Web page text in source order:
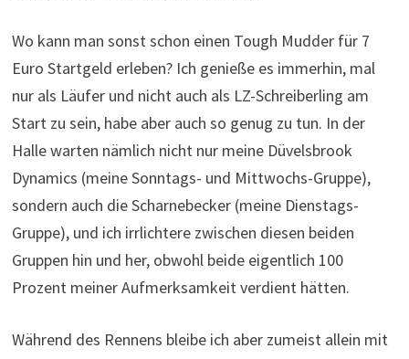
Wo kann man sonst schon einen Tough Mudder für 7
Euro Startgeld erleben? Ich genieße es immerhin, mal
nur als Läufer und nicht auch als LZ-Schreiberling am
Start zu sein, habe aber auch so genug zu tun. In der
Halle warten nämlich nicht nur meine Düvelsbrook
Dynamics (meine Sonntags- und Mittwochs-Gruppe),
sondern auch die Scharnebecker (meine Dienstags-
Gruppe), und ich irrlichtere zwischen diesen beiden
Gruppen hin und her, obwohl beide eigentlich 100
Prozent meiner Aufmerksamkeit verdient hätten.
Während des Rennens bleibe ich aber zumeist allein mit